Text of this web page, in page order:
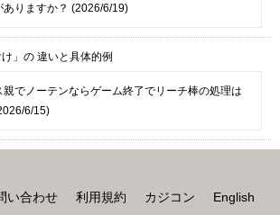
ありますか？ (2026/6/19)
」の 違いと具体的例
親でノーテンならゲーム終了でリーチ棒の処理は
6/15)
い合わせ 利用規約 カジコン English